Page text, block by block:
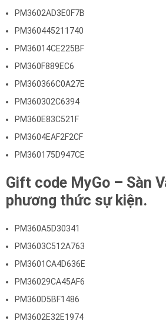
PM3602AD3E0F7B
PM360445211740
PM36014CE225BF
PM360F889EC6
PM360366C0A27E
PM360302C6394
PM360E83C521F
PM3604EAF2F2CF
PM360175D947CE
Gift code MyGo – Sàn
phương thức sự kiện.
PM360A5D30341
PM3603C512A763
PM3601CA4D636E
PM36029CA45AF6
PM360D5BF1486
PM3602E32E1974